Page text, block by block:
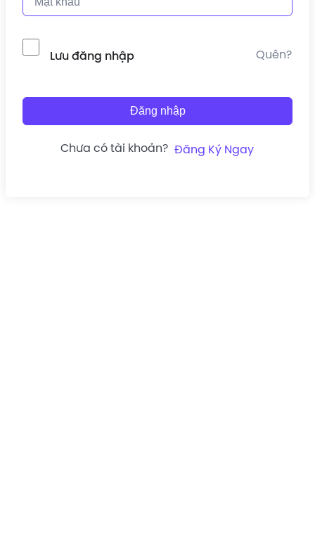
Lưu đăng nhập Quên?
Đăng nhập
Chưa có tài khoản? Đăng Ký Ngay